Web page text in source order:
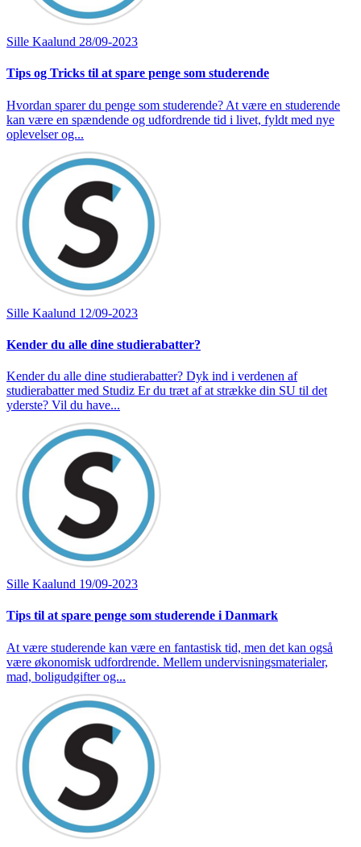
Sille Kaalund 28/09-2023
Tips og Tricks til at spare penge som studerende
Hvordan sparer du penge som studerende? At være en studerende
kan være en spændende og udfordrende tid i livet, fyldt med nye
oplevelser og...
Sille Kaalund 12/09-2023
Kender du alle dine studierabatter?
Kender du alle dine studierabatter? Dyk ind i verdenen af
studierabatter med Studiz Er du træt af at strække din SU til det
yderste? Vil du have...
Sille Kaalund 19/09-2023
Tips til at spare penge som studerende i Danmark
At være studerende kan være en fantastisk tid, men det kan også
være økonomisk udfordrende. Mellem undervisningsmaterialer,
mad, boligudgifter og...